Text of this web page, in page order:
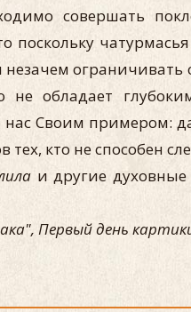
совершать
незачем
не обладает
Своим примером:
кто не способен
и другие
Первый день